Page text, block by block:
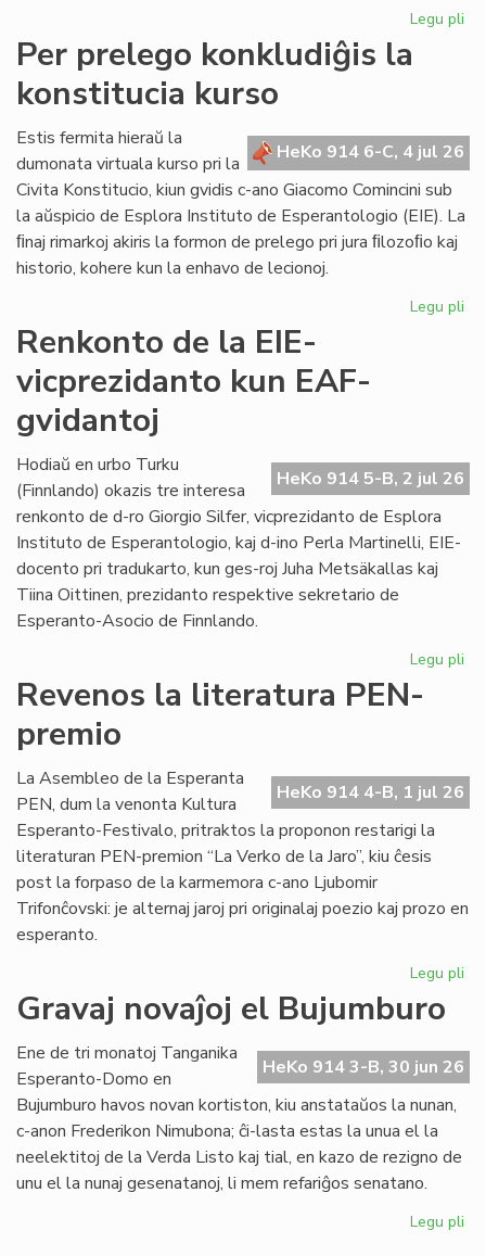
Legu pli
al
Per prelego konkludiĝis la
konstitucia kurso
HeKo 914 6-C, 4 jul 26
Estis fermita hieraŭ la
dumonata virtuala kurso pri la
Civita Konstitucio, kiun gvidis c-ano Giacomo Comincini sub
la aŭspicio de Esplora Instituto de Esperantologio (EIE). La
ﬁnaj rimarkoj akiris la formon de prelego pri jura ﬁlozoﬁo kaj
historio, kohere kun la enhavo de lecionoj.
Legu pli
Renkonto de la EIE-
vicprezidanto kun EAF-
gvidantoj
HeKo 914 5-B, 2 jul 26
Hodiaŭ en urbo Turku
(Finnlando) okazis tre interesa
renkonto de d-ro Giorgio Silfer, vicprezidanto de Esplora
Instituto de Esperantologio, kaj d-ino Perla Martinelli, EIE-
docento pri tradukarto, kun ges-roj Juha Metsäkallas kaj
Tiina Oittinen, prezidanto respektive sekretario de
Esperanto-Asocio de Finnlando.
Legu pli
Revenos la literatura PEN-
premio
HeKo 914 4-B, 1 jul 26
La Asembleo de la Esperanta
PEN, dum la venonta Kultura
Esperanto-Festivalo, pritraktos la proponon restarigi la
literaturan PEN-premion “La Verko de la Jaro”, kiu ĉesis
post la forpaso de la karmemora c-ano Ljubomir
Trifonĉovski: je alternaj jaroj pri originalaj poezio kaj prozo en
esperanto.
Legu pli
Gravaj novaĵoj el Bujumburo
HeKo 914 3-B, 30 jun 26
Ene de tri monatoj Tanganika
Esperanto-Domo en
Bujumburo havos novan kortiston, kiu anstataŭos la nunan,
c-anon Frederikon Nimubona; ĉi-lasta estas la unua el la
neelektitoj de la Verda Listo kaj tial, en kazo de rezigno de
unu el la nunaj gesenatanoj, li mem refariĝos senatano.
Legu pli